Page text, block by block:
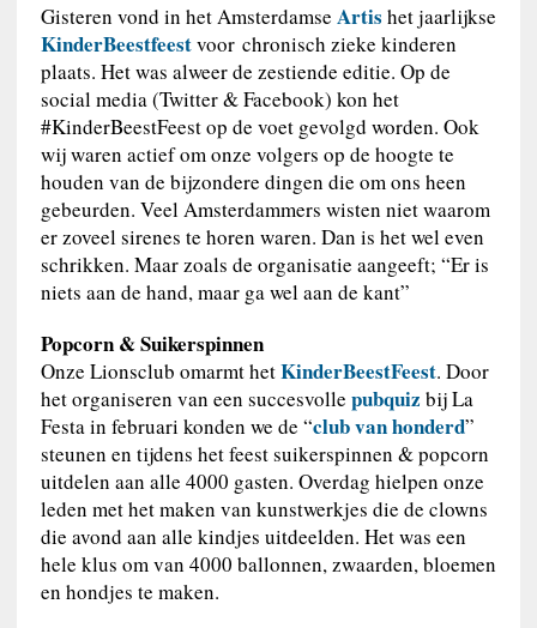
Gisteren vond in het Amsterdamse Artis het jaarlijkse
KinderBeestfeestvoor chronisch zieke kinderen
plaats. Het was alweer de zestiende editie. Op de
social media (Twitter & Facebook) kon het
#KinderBeestFeest op de voet gevolgd worden. Ook
wij waren actief om onze volgers op de hoogte te
houden van de bijzondere dingen die om ons heen
gebeurden. Veel Amsterdammers wisten niet waarom
er zoveel sirenes te horen waren. Dan is het wel even
schrikken. Maar zoals de organisatie aangeeft; “Er is
niets aan de hand, maar ga wel aan de kant”
Popcorn & Suikerspinnen
Onze Lionsclub omarmt hetKinderBeestFeest. Door
het organiseren van een succesvolle pubquiz bij La
Festa in februari konden we de “club van honderd”
steunen en tijdens het feest suikerspinnen & popcorn
uitdelen aan alle 4000 gasten. Overdag hielpen onze
leden met het maken van kunstwerkjes die de clowns
die avond aan alle kindjes uitdeelden. Het was een
hele klus om van 4000 ballonnen, zwaarden, bloemen
en hondjes te maken.